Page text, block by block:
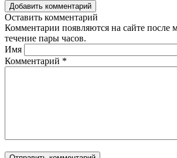
Добавить комментарий
Оставить комментарий
Комментарии появляются на сайте после
течение пары часов.
Имя
Комментарий *